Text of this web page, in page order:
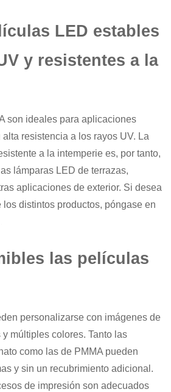
LED estables
y resistentes a la
son ideales para aplicaciones
resistencia a los rayos UV. La
a la intemperie es, por tanto,
lámparas LED de terrazas,
aplicaciones de exterior. Si desea
los distintos productos, póngase en
las películas
personalizarse con imágenes de
múltiples colores. Tanto las
como las de PMMA pueden
y sin un recubrimiento adicional.
de impresión son adecuados